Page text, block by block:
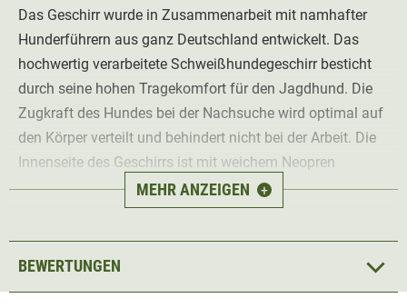
Das Geschirr wurde in Zusammenarbeit mit namhafter
Hunderführern aus ganz Deutschland entwickelt. Das
hochwertig verarbeitete Schweißhundegeschirr besticht
durch seine hohen Tragekomfort für den Jagdhund. Die
Zugkraft des Hundes bei der Nachsuche wird optimal auf
den Körper verteilt und behindert nicht bei der Arbeit. Die
Innenseite des Geschirrs ist mit weichem Neopren
gepolsert. Das Material des Geschirr ist sehr hochwertig
und robust verarbeitet.
Robust & wiederstandsfähig
MEHR ANZEIGEN +
BEWERTUNGEN